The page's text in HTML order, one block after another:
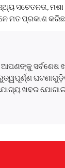
ସଚେତନତା,
ମତ ପ୍ରକାଶ
ସର୍ବଶେଷ
ଖବର